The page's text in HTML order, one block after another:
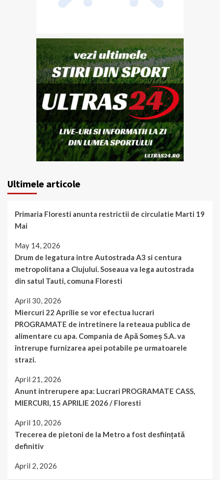
Ultimele articole
Primaria Floresti anunta restrictii de circulatie Marti 19
Mai
May 14, 2026
Drum de legatura intre Autostrada A3 si centura
metropolitana a Clujului. Soseaua va lega autostrada
din satul Tauti, comuna Floresti
April 30, 2026
Miercuri 22 Aprilie se vor efectua lucrari
PROGRAMATE de intretinere la reteaua publica de
alimentare cu apa. Compania de Apă Someș S.A. va
întrerupe furnizarea apei potabile pe urmatoarele
strazi.
April 21, 2026
Anunt intrerupere apa: Lucrari PROGRAMATE CASS,
MIERCURI, 15 APRILIE 2026 / Floresti
April 10, 2026
Trecerea de pietoni de la Metro a fost desființată
definitiv
April 2, 2026